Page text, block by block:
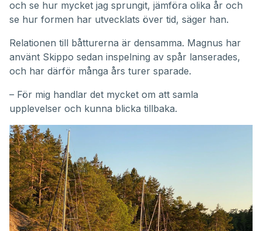
och se hur mycket jag sprungit, jämföra olika år och
se hur formen har utvecklats över tid, säger han.
Relationen till båtturerna är densamma. Magnus har
använt Skippo sedan inspelning av spår lanserades,
och har därför många års turer sparade.
– För mig handlar det mycket om att samla
upplevelser och kunna blicka tillbaka.